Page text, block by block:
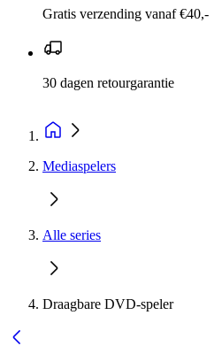
Gratis verzending vanaf €40,-
30 dagen retourgarantie
Mediaspelers
Alle series
Draagbare DVD-speler